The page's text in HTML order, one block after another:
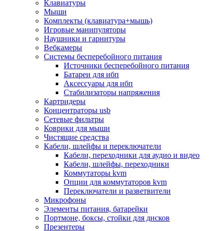
Серверы
Программное обеспечение
Операционные системы
Антивирусное по
Офисные приложения
Неттопы, тонкие клиенты, платформы nuc
Микрокомпьютеры
Опции для компьютеров
Бытовая техника
Кухонная техника
Блендеры, измельчители
Блинницы
Вакуумные упаковщики
Весы кухонные
Гриль
Дистилляторы
Йогуртницы
Кофеварки и кофемашины
Кофемолки
Кухонные комбайны
Ломтерезки
Микроволновые печи
Миксеры
Мини-печи
Мойки
Мультиварки
Клавиатуры
Мыши
Комплекты (клавиатура+мышь)
Игровые манипуляторы
Наушники и гарнитуры
Вебкамеры
Системы бесперебойного питания
Источники бесперебойного питания
Батареи для ибп
Аксессуары для ибп
Стабилизаторы напряжения
Картридеры
Концентраторы usb
Сетевые фильтры
Коврики для мыши
Чистящие средства
Кабели, шлейфы и переключатели
Кабели, переходники для аудио и видео
Кабели, шлейфы, переходники
Коммутаторы kvm
Опции для коммутаторов kvm
Переключатели и разветвители
Микрофоны
Элементы питания, батарейки
Портмоне, боксы, стойки для дисков
Презентеры